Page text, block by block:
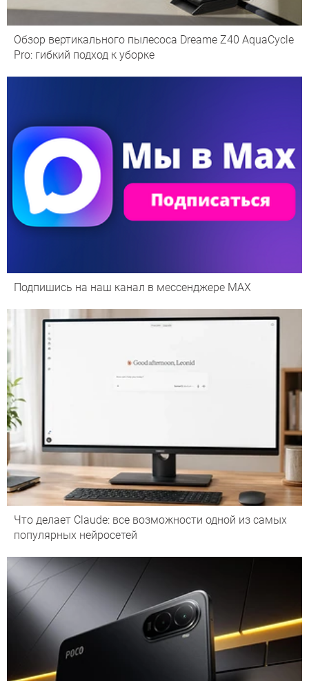
Обзор вертикального пылесоса Dreame Z40 AquaCycle
Pro: гибкий подход к уборке
Подпишись на наш канал в мессенджере МАХ
Что делает Сlaude: все возможности одной из самых
популярных нейросетей